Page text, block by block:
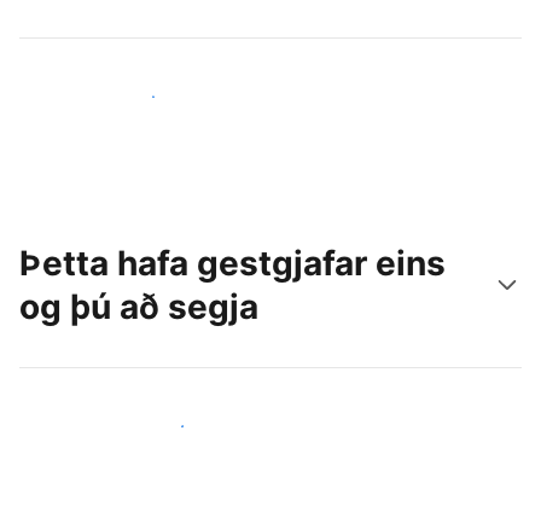
Náðu til nýrra gesta í dag
Þetta hafa gestgjafar eins
og þú að segja
Ganga til liðs við aðra gestgjafa